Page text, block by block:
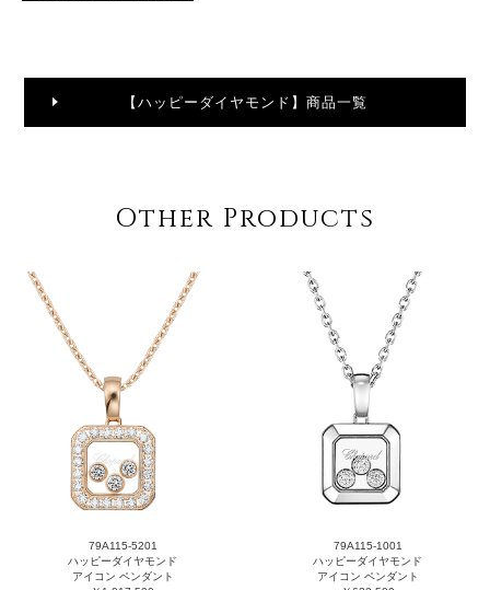
【ハッピーダイヤモンド】商品一覧
Other Products
79A115-5201
ハッピーダイヤモンド
アイコン ペンダント
79A115-1001
ハッピーダイヤモンド
アイコン ペンダント